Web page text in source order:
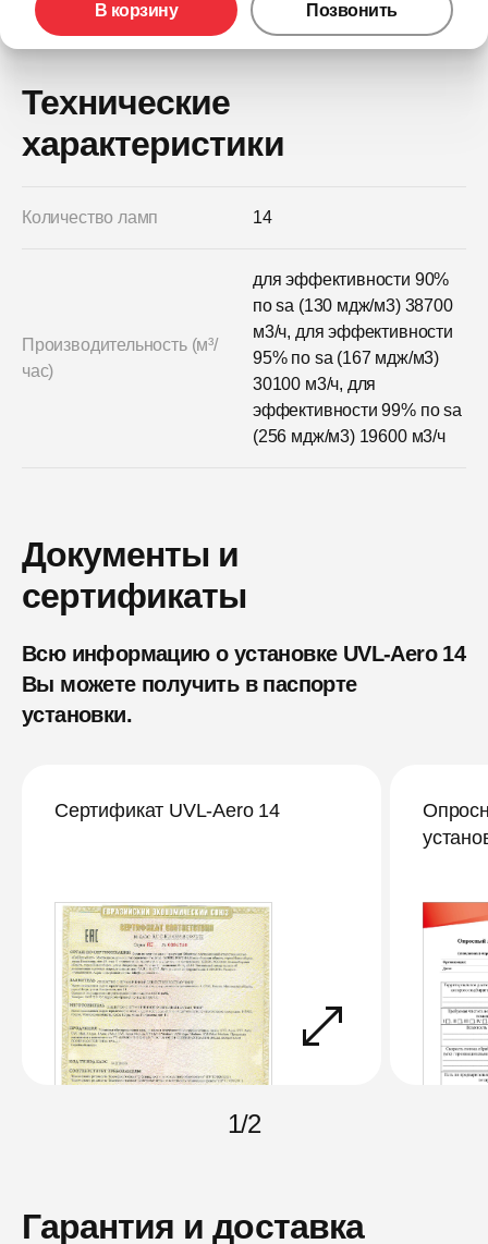
В корзину Позвонить
Технические
характеристики
Количество ламп 14
Производительность (м³/
час)
для эффективности 90%
по sa (130 мдж/м3) 38700
м3/ч, для эффективности
95% по sa (167 мдж/м3)
30100 м3/ч, для
эффективности 99% по sa
(256 мдж/м3) 19600 м3/ч
Документы и
сертификаты
Всю информацию о установке UVL-Aero 14
Вы можете получить в паспорте
установки.
Сертификат UVL-Aero 14
1/2
Гарантия и доставка